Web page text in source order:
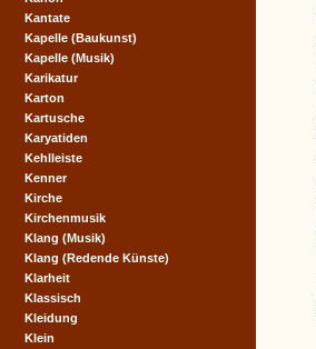
Kantate
Kapelle (Baukunst)
Kapelle (Musik)
Karikatur
Karton
Kartusche
Karyatiden
Kehlleiste
Kenner
Kirche
Kirchenmusik
Klang (Musik)
Klang (Redende Künste)
Klarheit
Klassisch
Kleidung
Klein